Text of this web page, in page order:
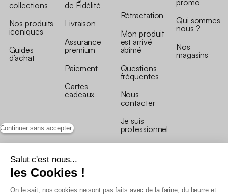
Continuer sans accepter
Salut c'est nous...
les Cookies !
On le sait, nos cookies ne sont pas faits avec de la farine, du beurre et
collections
Nos produits
iconiques
Guides
d’achat
de Fidélité
Livraison
Assurance
premium
Paiement
Cartes
cadeaux
Rétractation
Mon produit
est arrivé
abîmé
Questions
fréquentes
Nous
contacter
Je suis
professionnel
Qui sommes
nous ?
Nos
magasins
Conditions générales de vente